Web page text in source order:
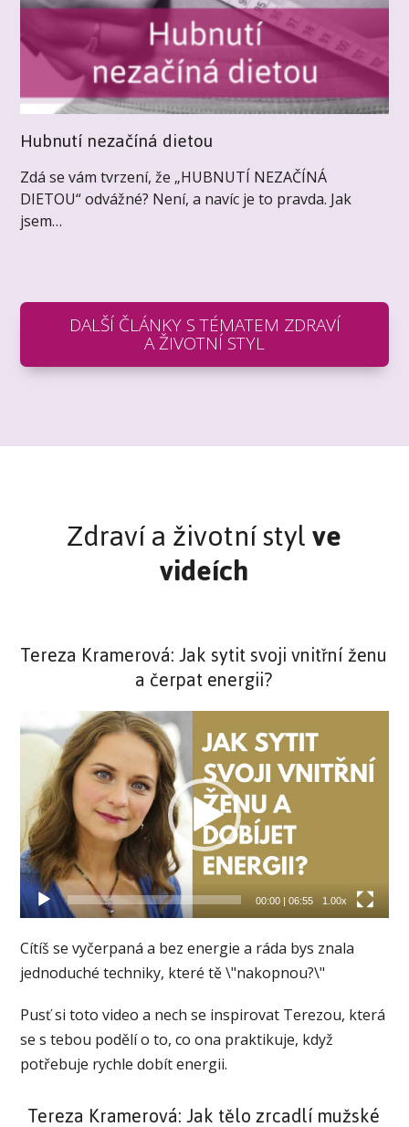
Hubnutí nezačíná dietou
Zdá se vám tvrzení, že „HUBNUTÍ NEZAČÍNÁ
DIETOU“ odvážné? Není, a navíc je to pravda. Jak
jsem…
DALŠÍ ČLÁNKY S TÉMATEM ZDRAVÍ
A ŽIVOTNÍ STYL
Zdraví a životní stylve
videích
Tereza Kramerová: Jak sytit svoji vnitřní ženu
a čerpat energii?
přehrávač
00:00| 06:55 1.00x
Cítíš se vyčerpaná a bez energie a ráda bys znala
jednoduché techniky, které tě \"nakopnou?\"
Pusť si toto video a nech se inspirovat Terezou, která
se s tebou podělí o to, co ona praktikuje, když
potřebuje rychle dobít energii.
Tereza Kramerová: Jak tělo zrcadlí mužské